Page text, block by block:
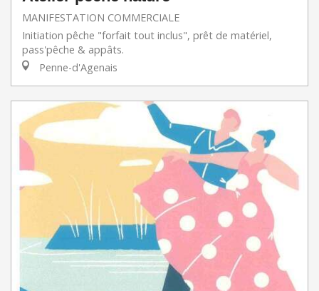
MANIFESTATION COMMERCIALE
Initiation pêche "forfait tout inclus", prêt de matériel,
pass'pêche & appâts.
Penne-d'Agenais